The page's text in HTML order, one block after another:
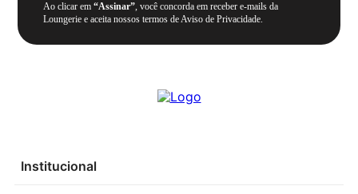
Ao clicar em“Assinar”, você concorda em receber e-mails da
Loungerie e aceita nossos termos de Aviso de Privacidade.
Institucional